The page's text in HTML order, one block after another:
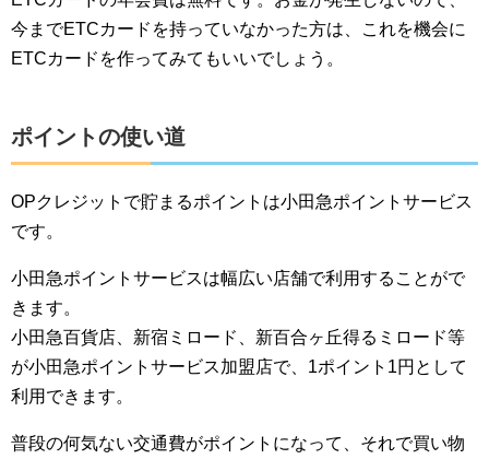
今までETCカードを持っていなかった方は、これを機会に
ETCカードを作ってみてもいいでしょう。
ポイントの使い道
OPクレジットで貯まるポイントは小田急ポイントサービス
です。
小田急ポイントサービスは幅広い店舗で利用することがで
きます。
小田急百貨店、新宿ミロード、新百合ヶ丘得るミロード等
が小田急ポイントサービス加盟店で、1ポイント1円として
利用できます。
普段の何気ない交通費がポイントになって、それで買い物